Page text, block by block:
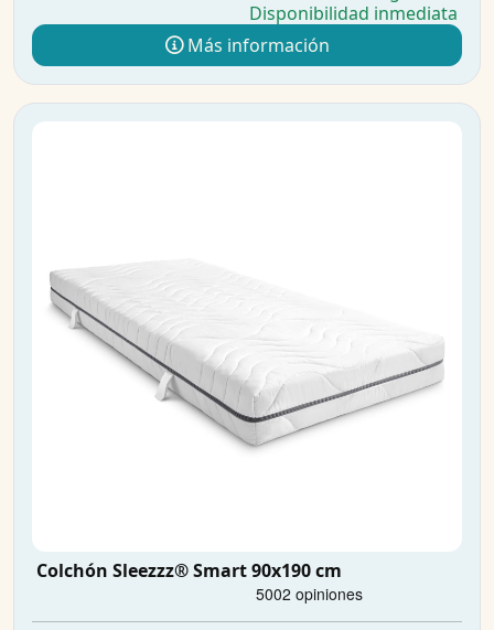
Disponibilidad inmediata
Más información
Colchón Sleezzz® Smart 90x190 cm